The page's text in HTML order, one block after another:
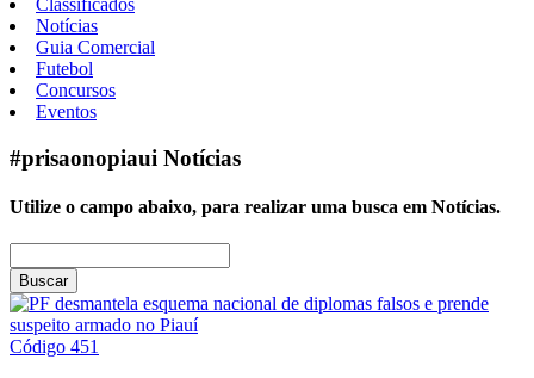
Classificados
Notícias
Guia Comercial
Futebol
Concursos
Eventos
#prisaonopiaui Notícias
Utilize o campo abaixo, para realizar uma busca em Notícias.
Buscar
Código 451